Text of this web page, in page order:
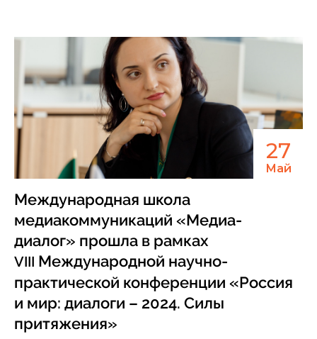
27
Май
Международная школа
медиакоммуникаций «Медиа-
диалог» прошла в рамках
VIII Международной научно-
практической конференции «Россия
и мир: диалоги – 2024. Силы
притяжения»